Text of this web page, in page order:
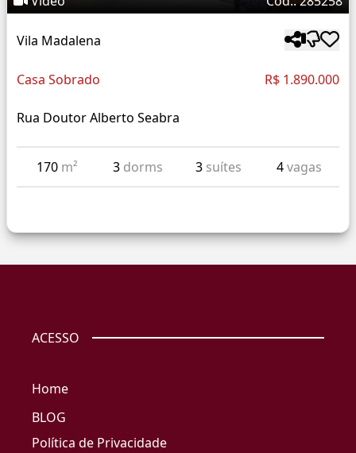
Vila Madalena
Casa Sobrado R$ 1.890.000
Rua Doutor Alberto Seabra
170 m² 3 dorms 3 suítes 4vagas
ACESSO
Home
BLOG
Política de Privacidade